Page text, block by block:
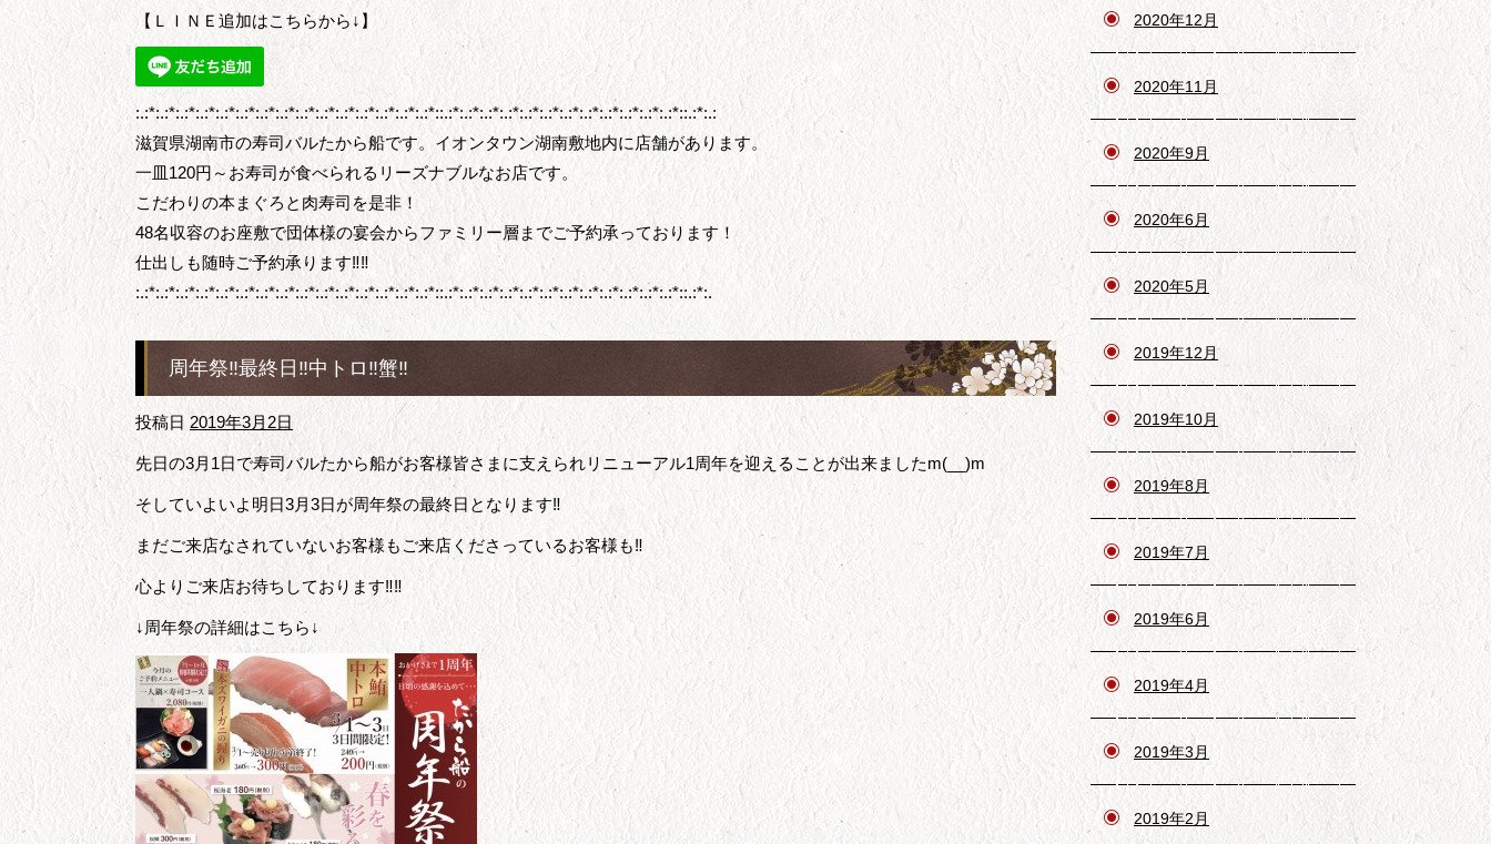
【ＬＩＮＥ追加はこちらから↓】
:.:*:.:*:.:*:.:*:.:*:.:*:.:*:.:*:.:*:.:*:.:*:.:*:.:*:.:*:.:*::.:*:.:*:.:*:.:*:.:*:.:*:.:*:.:*:.:*:.:*:.:*:.:*::.:*:.:
滋賀県湖南市の寿司バルたから船です。イオンタウン湖南敷地内に店舗があります。
一皿120円～お寿司が食べられるリーズナブルなお店です。
こだわりの本まぐろと肉寿司を是非！
48名収容のお座敷で団体様の宴会からファミリー層までご予約承っております！
仕出しも随時ご予約承ります‼‼
:.:*:.:*:.:*:.:*:.:*:.:*:.:*:.:*:.:*:.:*:.:*:.:*:.:*:.:*:.:*::.:*:.:*:.:*:.:*:.:*:.:*:.:*:.:*:.:*:.:*:.:*:.:*::.:*:.
周年祭‼最終日‼中トロ‼蟹‼
投稿日 2019年3月2日
先日の3月1日で寿司バルたから船がお客様皆さまに支えられリニューアル1周年を迎えることが出来ましたm(__)m
そしていよいよ明日3月3日が周年祭の最終日となります‼
まだご来店なされていないお客様もご来店くださっているお客様も‼
心よりご来店お待ちしております‼‼
↓周年祭の詳細はこちら↓
2020年12月
2020年11月
2020年9月
2020年6月
2020年5月
2019年12月
2019年10月
2019年8月
2019年7月
2019年6月
2019年4月
2019年3月
2019年2月